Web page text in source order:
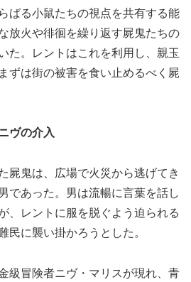
ばる小鼠たちの視点を共有する能
放火や徘徊を繰り返す屍鬼たちの
た。レントはこれを利用し、親玉
ずは街の被害を食い止めるべく屍
ヴの介入
屍鬼は、広場で火災から逃げてき
であった。男は流暢に言葉を話し
、レントに服を脱ぐよう迫られる
民に襲い掛かろうとした。
級冒険者ニヴ・マリスが現れ、青